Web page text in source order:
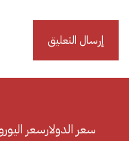
سعر الدولارسعر